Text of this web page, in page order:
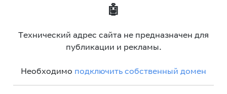
🤖
Технический адрес сайта не предназначен для
публикации и рекламы.
Необходимо подключить собственный домен